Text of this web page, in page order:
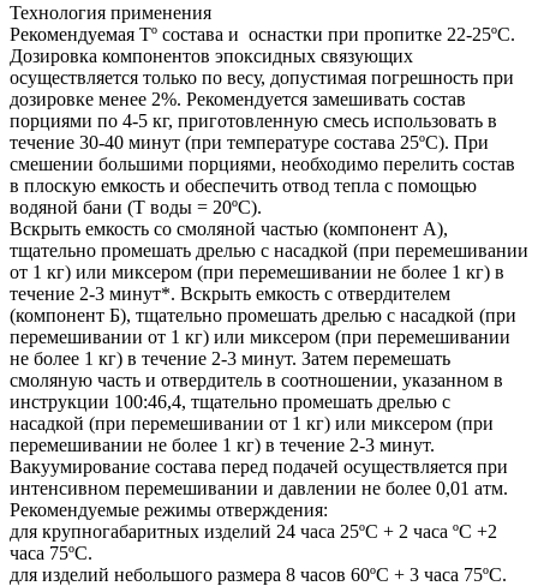
Технология применения
Рекомендуемая Тº состава и оснастки при пропитке 22-25ºС.
Дозировка компонентов эпоксидных связующих
осуществляется только по весу, допустимая погрешность при
дозировке менее 2%. Рекомендуется замешивать состав
порциями по 4-5 кг, приготовленную смесь использовать в
течение 30-40 минут (при температуре состава 25ºС). При
смешении большими порциями, необходимо перелить состав
в плоскую емкость и обеспечить отвод тепла с помощью
водяной бани (Т воды = 20ºС).
Вскрыть емкость со смоляной частью (компонент А),
тщательно промешать дрелью с насадкой (при перемешивании
от 1 кг) или миксером (при перемешивании не более 1 кг) в
течение 2-3 минут*. Вскрыть емкость с отвердителем
(компонент Б), тщательно промешать дрелью с насадкой (при
перемешивании от 1 кг) или миксером (при перемешивании
не более 1 кг) в течение 2-3 минут. Затем перемешать
смоляную часть и отвердитель в соотношении, указанном в
инструкции 100:46,4, тщательно промешать дрелью с
насадкой (при перемешивании от 1 кг) или миксером (при
перемешивании не более 1 кг) в течение 2-3 минут.
Вакуумирование состава перед подачей осуществляется при
интенсивном перемешивании и давлении не более 0,01 атм.
Рекомендуемые режимы отверждения:
для крупногабаритных изделий 24 часа 25ºС + 2 часа ºС +2
часа 75ºС.
для изделий небольшого размера 8 часов 60ºС + 3 часа 75ºС.